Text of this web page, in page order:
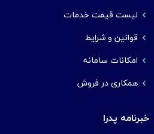
لیست قیمت خدمات
قوانین و شرایط
امکانات سامانه
همکاری در فروش
خبرنامه پدرا